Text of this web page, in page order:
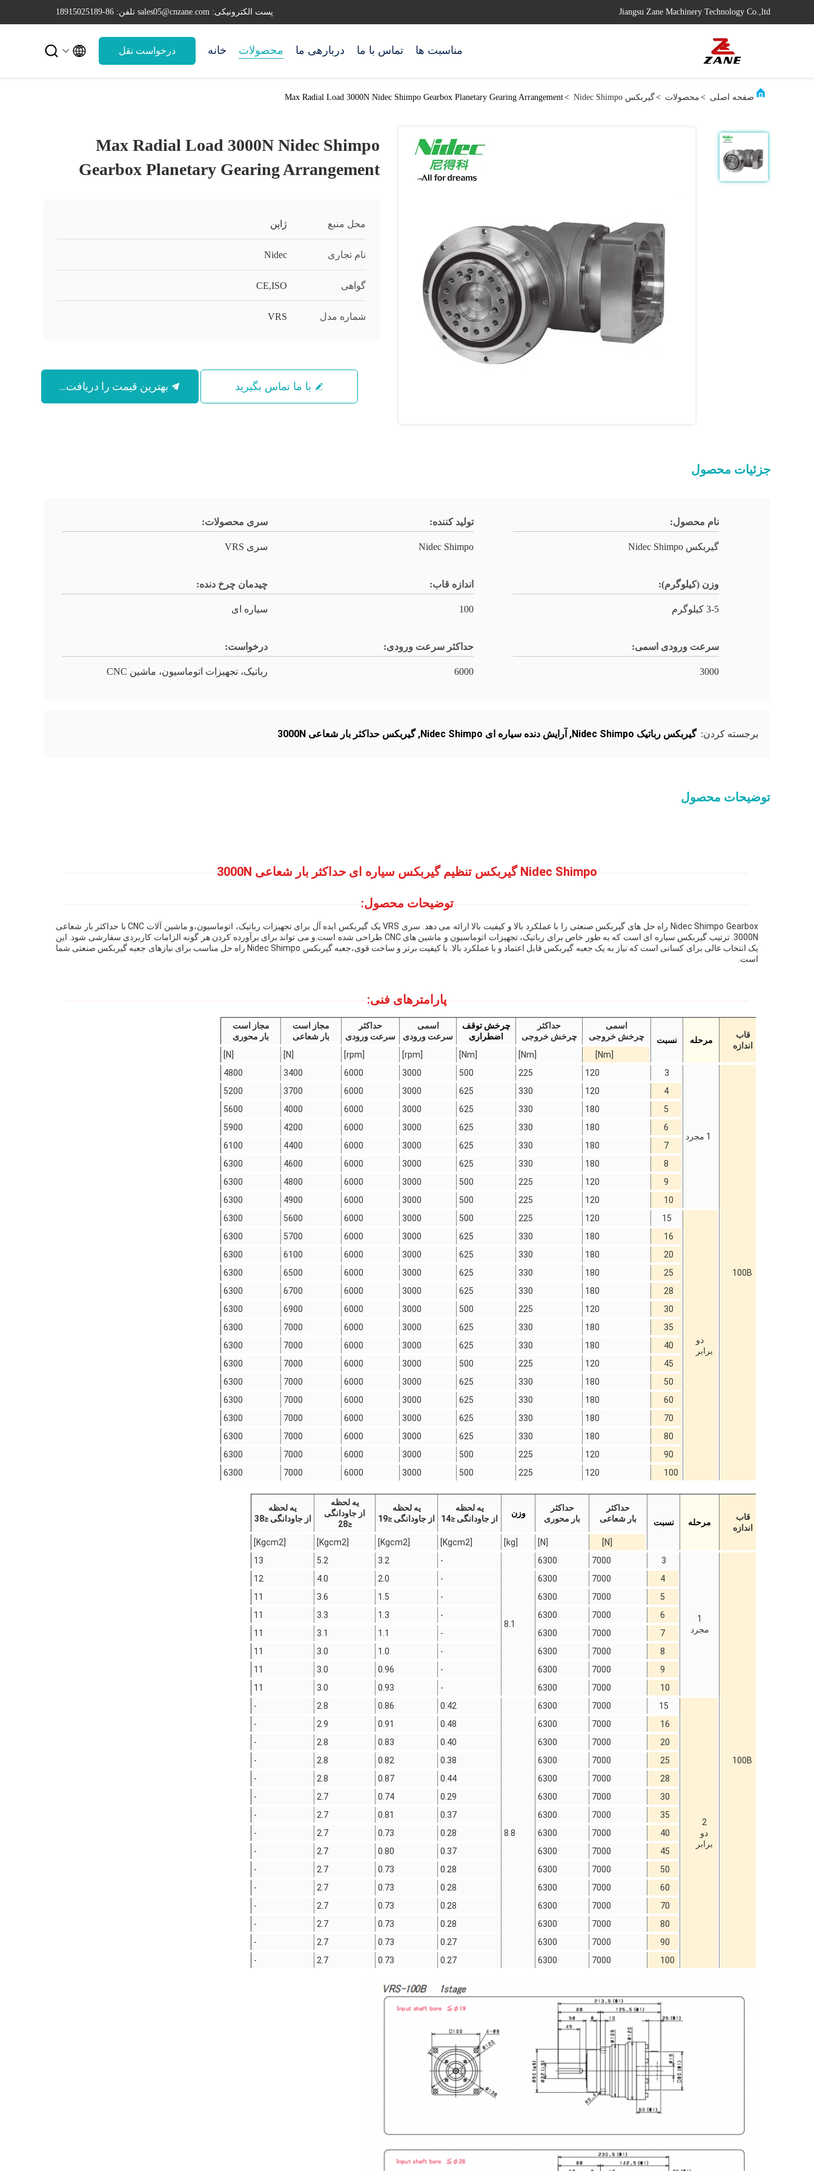
Jiangsu Zane Machinery Technology Co.,ltd پست الکترونیکی: sales05@cnzane.com تلفن: 86-18915025189
خانه محصولات دربارهی ما تماس با ما مناسبت ها درخواست نقل 

صفحه اصلی > محصولات >گیربکس Nidec Shimpo >
Max Radial Load 3000N Nidec Shimpo Gearbox Planetary Gearing Arrangement
Max Radial Load 3000N Nidec Shimpo
Gearbox Planetary Gearing Arrangement
محل منبع ژاپن
نام تجاری Nidec
گواهی CE,ISO
شماره مدل VRS
با ما تماس بگیرید
جزئیات محصول
نام محصول:
گیربکس Nidec Shimpo
تولید کننده:
Nidec Shimpo
سری محصولات:
سری VRS
وزن (کیلوگرم):
3-5 کیلوگرم
اندازه قاب:
100
چیدمان چرخ دنده:
سیاره ای
سرعت ورودی اسمی:
3000
حداکثر سرعت ورودی:
6000
درخواست:
رباتیک، تجهیزات اتوماسیون، ماشین CNC
برجسته کردن: گیربکس رباتیک Nidec Shimpo , آرایش دنده سیاره ای Nidec Shimpo ,گیربکس حداکثر بار شعاعی 3000N
توضیحات محصول
Nidec Shimpo گیربکس تنظیم گیربکس سیاره ای حداکثر بار شعاعی 3000N
توضیحات محصول:
Nidec Shimpo Gearbox راه حل های گیربکس صنعتی را با عملکرد بالا و کیفیت بالا ارائه می دهد. سری VRS یک گیربکس ایده آل برای تجهیزات رباتیک، اتوماسیون،و ماشین آلات CNC با حداکثر بار شعاعی
3000N. ترتیب گیربکس سیاره ای است که به طور خاص برای رباتیک، تجهیزات اتوماسیون و ماشین های CNC طراحی شده است.و می تواند برای برآورده کردن هر گونه الزامات کاربردی سفارشی شود. این
یک انتخاب عالی برای کسانی است که نیاز به یک جعبه گیربکس قابل اعتماد و با عملکرد بالا. با کیفیت برتر و ساخت قوی،جعبه گیربکس Nidec Shimpo راه حل مناسب برای نیازهای جعبه گیربکس صنعتی شما
است.
پارامترهای فنی:
قاب
اندازه
مرحله نسبت
اسمی
چرخش خروجی
حداکثر
چرخش خروجی
چرخش توقف
اضطراری
اسمی
سرعت ورودی
حداکثر
سرعت ورودی
مجاز است
بار شعاعی
مجاز است
بار محوری
100B
1 مجرد
3
120
225
500
3000
6000
3400
4800
4
120
330
625
3000
6000
3700
5200
5
180
330
625
3000
6000
4000
5600
6
180
330
625
3000
6000
4200
5900
7
180
330
625
3000
6000
4400
6100
8
180
330
625
3000
6000
4600
6300
9
120
225
500
3000
6000
4800
6300
10
120
225
500
3000
6000
4900
6300
دو
برابر
15
120
225
500
3000
6000
5600
6300
16
180
330
625
3000
6000
5700
6300
20
180
330
625
3000
6000
6100
6300
25
180
330
625
3000
6000
6500
6300
28
180
330
625
3000
6000
6700
6300
30
120
225
500
3000
6000
6900
6300
35
180
330
625
3000
6000
7000
6300
40
180
330
625
3000
6000
7000
6300
45
120
225
500
3000
6000
7000
6300
50
180
330
625
3000
6000
7000
6300
60
180
330
625
3000
6000
7000
6300
70
180
330
625
3000
6000
7000
6300
80
180
330
625
3000
6000
7000
6300
90
120
225
500
3000
6000
7000
6300
100
120
225
500
3000
6000
7000
6300
قاب
اندازه
مرحله نسبت
حداکثر
بار شعاعی
حداکثر
بار محوری
وزن
یه لحظه
از جاودانگی ≤14
یه لحظه
از جاودانگی ≤19
یه لحظه
از جاودانگی
≤28
یه لحظه
از جاودانگی ≤38
100B
1
مجرد
3
7000
6300
8.1
-
3.2
5.2
13
4
7000
6300
-
2.0
4.0
12
5
7000
6300
-
1.5
3.6
11
6
7000
6300
-
1.3
3.3
11
7
7000
6300
-
1.1
3.1
11
8
7000
6300
-
1.0
3.0
11
9
7000
6300
-
0.96
3.0
11
10
7000
6300
-
0.93
3.0
11
2
دو
برابر
15
7000
6300
8.8
0.42
0.86
2.8
-
16
7000
6300
0.48
0.91
2.9
-
20
7000
6300
0.40
0.83
2.8
-
25
7000
6300
0.38
0.82
2.8
-
28
7000
6300
0.44
0.87
2.8
-
30
7000
6300
0.29
0.74
2.7
-
35
7000
6300
0.37
0.81
2.7
-
40
7000
6300
0.28
0.73
2.7
-
45
7000
6300
0.37
0.80
2.7
-
50
7000
6300
0.28
0.73
2.7
-
60
7000
6300
0.28
0.73
2.7
-
70
7000
6300
0.28
0.73
2.7
-
80
7000
6300
0.28
0.73
2.7
-
90
7000
6300
0.27
0.73
2.7
-
100
7000
6300
0.27
0.73
2.7
-